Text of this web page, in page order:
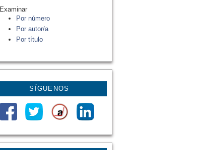
Examinar
Por número
Por autor/a
Por título
SÍGUENOS